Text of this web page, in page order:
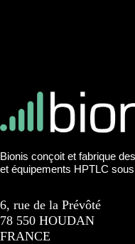
Bionis conçoit et fabrique
et équipements HPTLC
6, rue de la Prévôté
78 550 HOUDAN
FRANCE